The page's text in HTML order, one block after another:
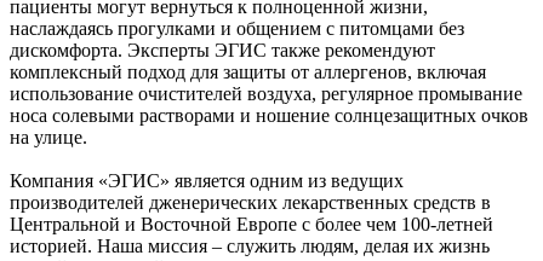
пациенты могут вернуться к полноценной жизни,
наслаждаясь прогулками и общением с питомцами без
дискомфорта. Эксперты ЭГИС также рекомендуют
комплексный подход для защиты от аллергенов, включая
использование очистителей воздуха, регулярное промывание
носа солевыми растворами и ношение солнцезащитных очков
на улице.
Компания «ЭГИС» является одним из ведущих
производителей дженерических лекарственных средств в
Центральной и Восточной Европе с более чем 100-летней
историей. Наша миссия – служить людям, делая их жизнь